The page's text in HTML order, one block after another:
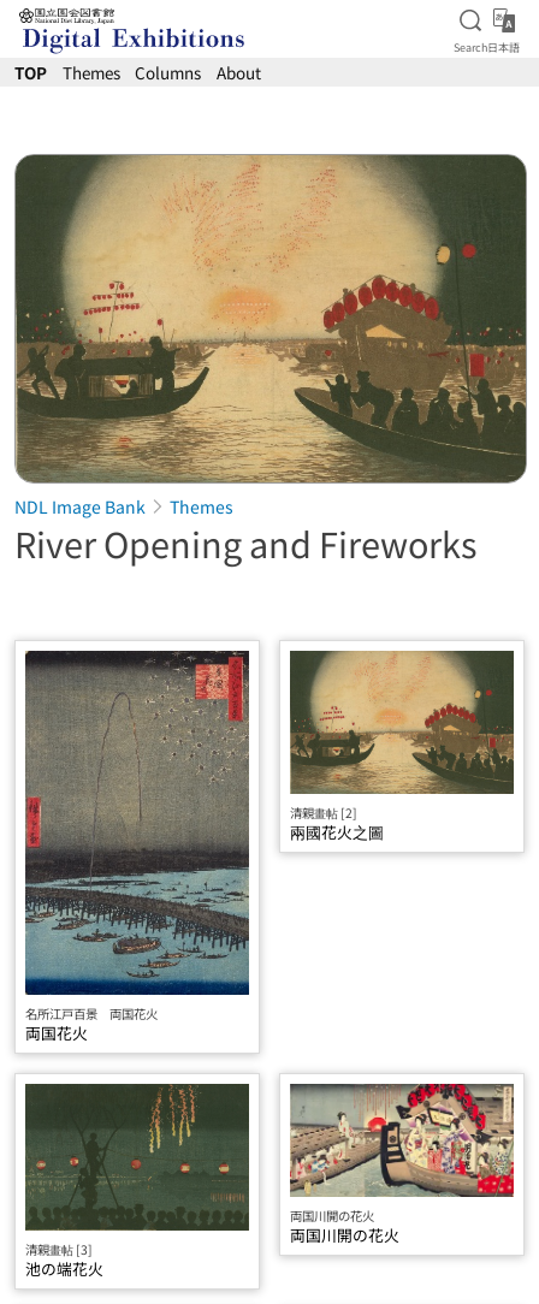
Jump to main content
Open
Search 日
日本語
TOP Themes Columns About
NDL Image Bank Themes
River Opening and Fireworks
名所江戸百景 両国花火
両国花火
清親畫帖 [2]
兩國花火之圖
清親畫帖 [3]
池の端花火
両国川開の花火
両国川開の花火